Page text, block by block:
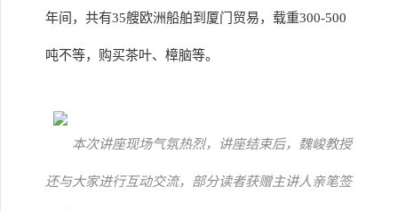
年间，共有35艘欧洲船舶到厦门贸易，载重300-500
吨不等，购买茶叶、樟脑等。
本次讲座现场气氛热烈，讲座结束后，魏峻教授
还与大家进行互动交流，部分读者获赠主讲人亲笔签